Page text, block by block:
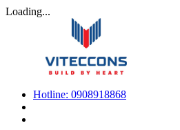
Loading...
Hotline: 0908918868